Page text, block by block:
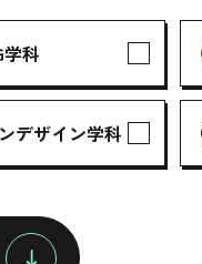
科
デザイン学科